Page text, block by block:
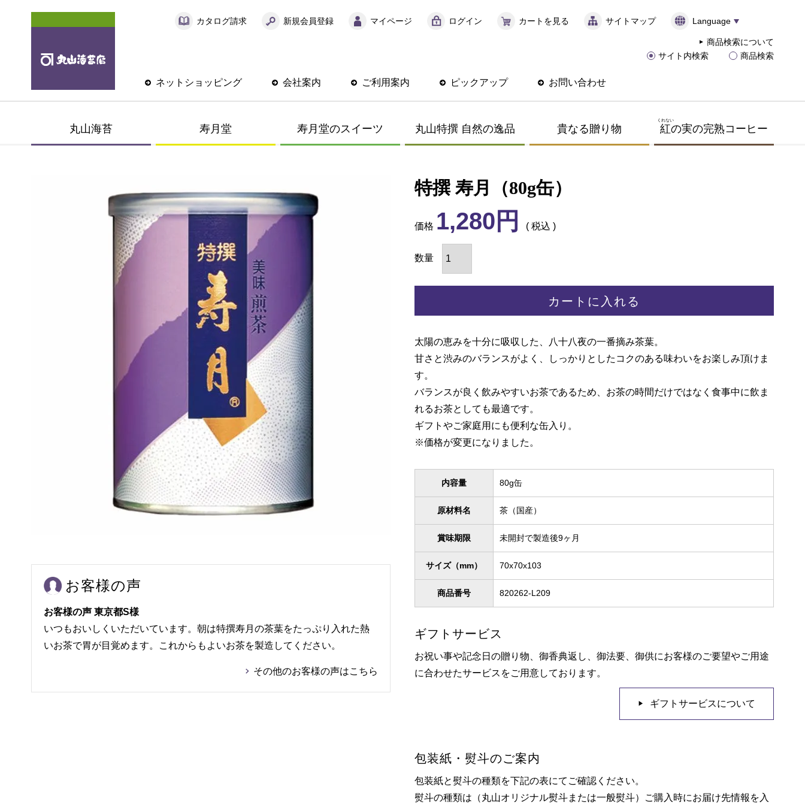
カタログ請求 新規会員登録 マイページ ログイン カートを見る サイトマップ Language
ネットショッピング 会社案内 ご利用案内 ピックアップ お問い合わせ
商品検索について
サイト内検索
商品検索
丸山海苔 寿月堂 寿月堂のスイーツ 丸山特撰 自然の逸品 貴なる贈り物 紅
くれない
の実の完熟コーヒー
特撰 寿月（80g缶）
価格 1,280 税込
カートに入れる
太陽の恵みを十分に吸収した、八十八夜の一番摘み茶葉。
甘さと渋みのバランスがよく、しっかりとしたコクのある味わいをお楽しみ頂けま
す。
バランスが良く飲みやすいお茶であるため、お茶の時間だけではなく食事中に飲ま
れるお茶としても最適です。
ギフトやご家庭用にも便利な缶入り。
※価格が変更になりました。
内容量 80g缶
原材料名 茶（国産）
賞味期限 未開封で製造後9ヶ月
サイズ（mm） 70x70x103
商品番号 820262-L209
お客様の声
お客様の声 東京都S様
いつもおいしくいただいています。朝は特撰寿月の茶葉をたっぷり入れた熱
いお茶で胃が目覚めます。これからもよいお茶を製造してください。
その他のお客様の声はこちら
ギフトサービス
お祝い事や記念日の贈り物、御香典返し、御法要、御供にお客様のご要望やご用途
に合わせたサービスをご用意しております。
ギフトサービスについて
包装紙・熨斗のご案内
包装紙と熨斗の種類を下記の表にてご確認ください。
熨斗の種類は（丸山オリジナル熨斗または一般熨斗）ご購入時にお届け先情報を入